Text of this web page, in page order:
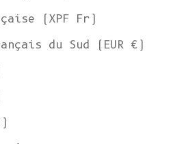
(XPF Fr)
du Sud (EUR €)